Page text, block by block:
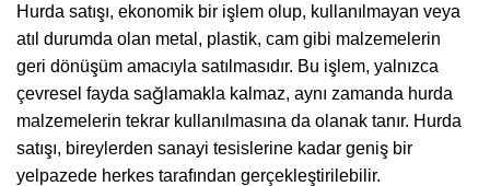
Hurda satışı, ekonomik bir işlem olup, kullanılmayan veya
atıl durumda olan metal, plastik, cam gibi malzemelerin
geri dönüşüm amacıyla satılmasıdır. Bu işlem, yalnızca
çevresel fayda sağlamakla kalmaz, aynı zamanda hurda
malzemelerin tekrar kullanılmasına da olanak tanır. Hurda
satışı, bireylerden sanayi tesislerine kadar geniş bir
yelpazede herkes tarafından gerçekleştirilebilir.